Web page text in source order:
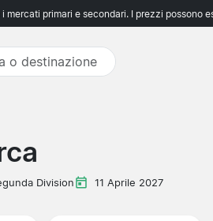
i mercati primari e secondari. I prezzi possono
Division 11 Aprile 2027